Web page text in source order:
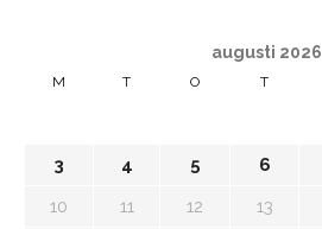
augusti 2026
M T O T
3
4 5 6
10
11 12 13